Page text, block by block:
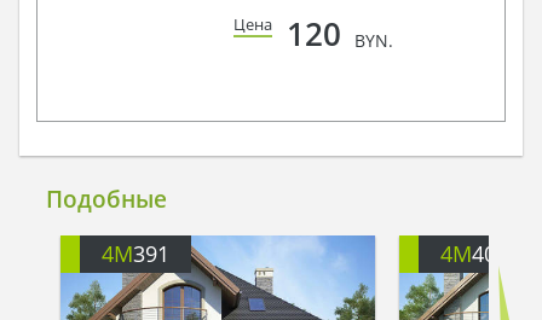
Цена 120 BYN.
Подобные
4M391 4M401